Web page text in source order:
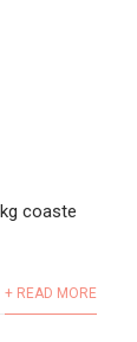
coaste
+ READ MORE